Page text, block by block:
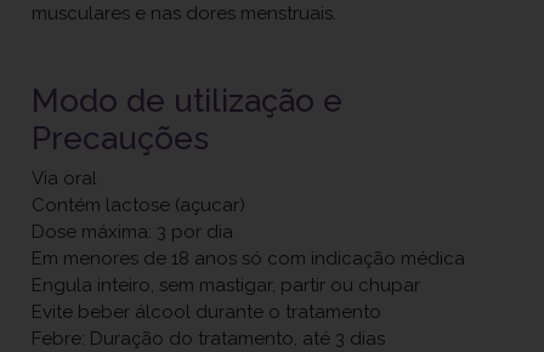
musculares e nas dores menstruais.
Modo de utilização e
Precauções
Via oral
Contém lactose (açucar)
Dose máxima: 3 por dia
Em menores de 18 anos só com indicação médica
Engula inteiro, sem mastigar, partir ou chupar
Evite beber álcool durante o tratamento
Febre: Duração do tratamento, até 3 dias